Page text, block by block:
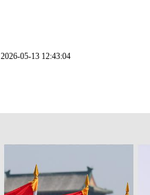
2026-05-13 12:43:04